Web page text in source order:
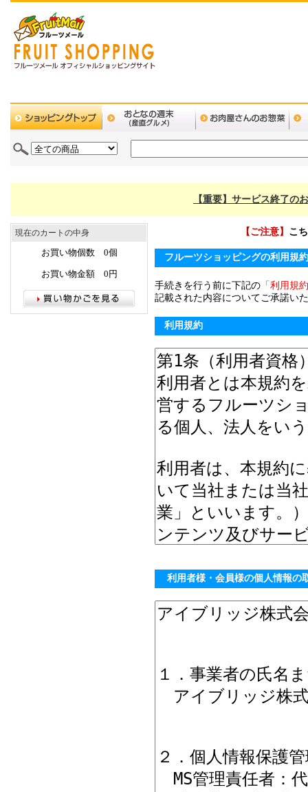
【重要】サービス終了の
現在のカートの中身
お買い物個数 0個
お買い物金額 0円
【ご注意】 こ
フルーツショッピングの利用規
手続きを行う前に下記の 「利用規
記載された内容についてご承諾い
利用規約
利用者様・会員様の個人情報の